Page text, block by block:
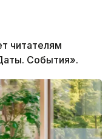
читателям
События».